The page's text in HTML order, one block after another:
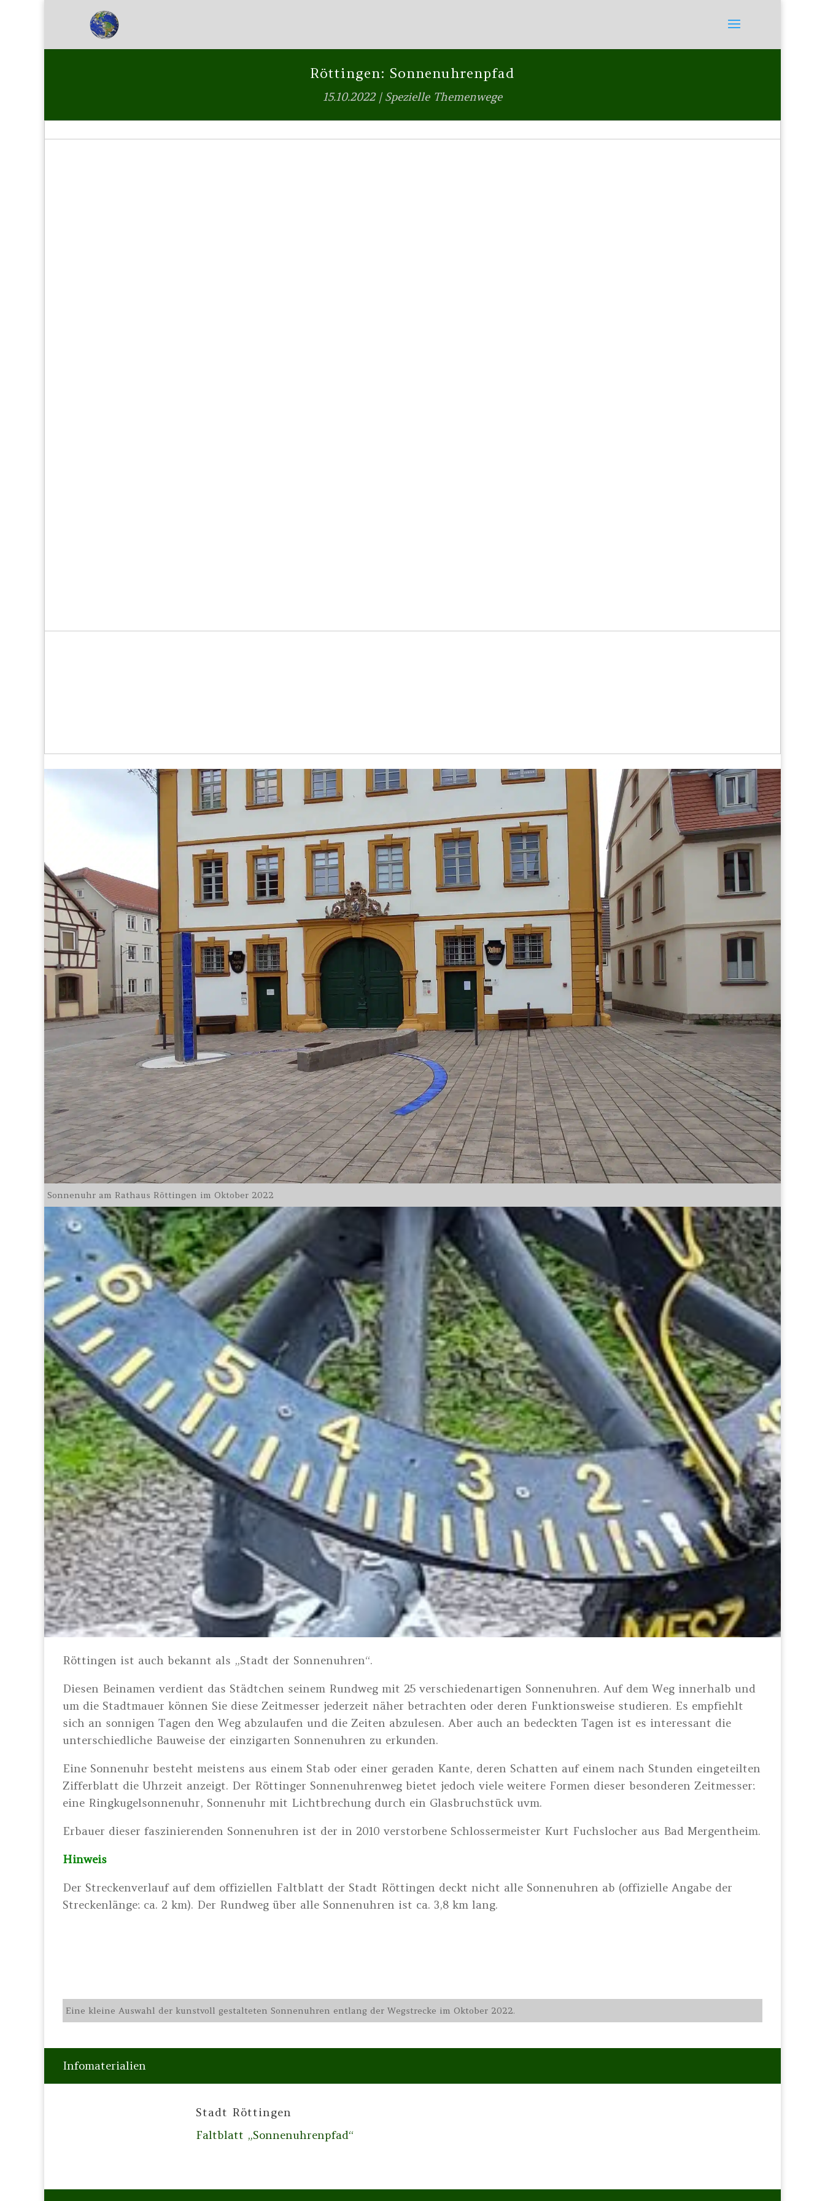
Röttingen: Sonnenuhrenpfad
15.10.2022| Spezielle Themenwege
Sonnenuhr am Rathaus Röttingen im Oktober 2022
Röttingen ist auch bekannt als „Stadt der Sonnenuhren“.
Diesen Beinamen verdient das Städtchen seinem Rundweg mit 25 verschiedenartigen Sonnenuhren. Auf dem Weg innerhalb und
um die Stadtmauer können Sie diese Zeitmesser jederzeit näher betrachten oder deren Funktionsweise studieren. Es empfiehlt
sich an sonnigen Tagen den Weg abzulaufen und die Zeiten abzulesen. Aber auch an bedeckten Tagen ist es interessant die
unterschiedliche Bauweise der einzigarten Sonnenuhren zu erkunden.
Eine Sonnenuhr besteht meistens aus einem Stab oder einer geraden Kante, deren Schatten auf einem nach Stunden eingeteilten
Zifferblatt die Uhrzeit anzeigt. Der Röttinger Sonnenuhrenweg bietet jedoch viele weitere Formen dieser besonderen Zeitmesser:
eine Ringkugelsonnenuhr, Sonnenuhr mit Lichtbrechung durch ein Glasbruchstück uvm.
Erbauer dieser faszinierenden Sonnenuhren ist der in 2010 verstorbene Schlossermeister Kurt Fuchslocher aus Bad Mergentheim.
Hinweis
Der Streckenverlauf auf dem offiziellen Faltblatt der Stadt Röttingen deckt nicht alle Sonnenuhren ab (offizielle Angabe der
Streckenlänge: ca. 2 km). Der Rundweg über alle Sonnenuhren ist ca. 3,8 km lang.
Eine kleine Auswahl der kunstvoll gestalteten Sonnenuhren entlang der Wegstrecke im Oktober 2022.
Infomaterialien
Stadt Röttingen
Faltblatt „Sonnenuhrenpfad“